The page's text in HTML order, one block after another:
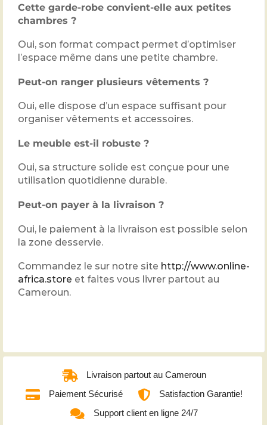
Cette garde-robe convient-elle aux petites
chambres ?
Oui, son format compact permet d’optimiser
l’espace même dans une petite chambre.
Peut-on ranger plusieurs vêtements ?
Oui, elle dispose d’un espace suffisant pour
organiser vêtements et accessoires.
Le meuble est-il robuste ?
Oui, sa structure solide est conçue pour une
utilisation quotidienne durable.
Peut-on payer à la livraison ?
Oui, le paiement à la livraison est possible selon
la zone desservie.
Commandez le sur notre site http://www.online-
africa.store et faites vous livrer partout au
Cameroun.
Livraison partout au Cameroun
Paiement Sécurisé
Satisfaction Garantie!
Support client en ligne 24/7